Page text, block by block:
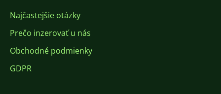
Najčastejšie otázky
Prečo inzerovať u nás
Obchodné podmienky
GDPR